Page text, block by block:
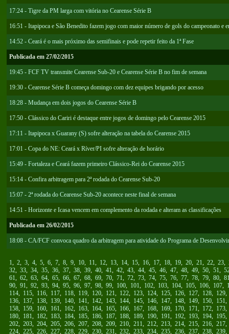
17:24 - Tigre da PM larga com vitória no Cearense Série B
16:51 - Itapipoca e São Benedito fazem jogo com maior número de gols do campeonato e
14:52 - Ceará é o mais próximo das semifinais e pode repetir feito da 1ª Fase
Publicada em 27/02/2015
19:45 - FCF TV transmite Cearense Sub-20 e Cearense Série B no fim de semana
19:30 - Cearense Série B começa domingo com dez equipes brigando por acesso
18:28 - Mudança em dois jogos do Cearense Série B
17:50 - Clássico do Cariri é destaque entre jogos de domingo pelo Cearense 2015
17:11 - Itapipoca x Guarany (S) sofre alteração na tabela do Cearense 2015
17:01 - Copa do NE: Ceará x Ríver/PI sofre alteração de horário
15:49 - Fortaleza e Ceará fazem primeiro Clássico-Rei do Cearense 2015
15:14 - Confira arbitragem para 2ª rodada do Cearense Sub-20
15:07 - 2ª rodada do Cearense Sub-20 acontece neste final de semana
14:51 - Horizonte e Icasa vencem em complemento da rodada e alteram as classificações
Publicada em 26/02/2015
18:08 - CA/FCF convoca quadro da arbitragem para atividade do Programa de
1, 2, 3, 4, 5, 6, 7, 8, 9, 10, 11, 12, 13, 14, 15, 16, 17, 18, 19, 20, 21, 22, 23,
32, 33, 34, 35, 36, 37, 38, 39, 40, 41, 42, 43, 44, 45, 46, 47, 48, 49, 50, 51,
61, 62, 63, 64, 65, 66, 67, 68, 69, 70, 71, 72, 73, 74, 75, 76, 77, 78, 79, 80,
90, 91, 92, 93, 94, 95, 96, 97, 98, 99, 100, 101, 102, 103, 104, 105, 106, 107,
114, 115, 116, 117, 118, 119, 120, 121, 122, 123, 124, 125, 126, 127, 128, 129
136, 137, 138, 139, 140, 141, 142, 143, 144, 145, 146, 147, 148, 149, 150, 151
158, 159, 160, 161, 162, 163, 164, 165, 166, 167, 168, 169, 170, 171, 172, 173
180, 181, 182, 183, 184, 185, 186, 187, 188, 189, 190, 191, 192, 193, 194, 195
202, 203, 204, 205, 206, 207, 208, 209, 210, 211, 212, 213, 214, 215, 216, 217
224, 225, 226, 227, 228, 229, 230, 231, 232, 233, 234, 235, 236, 237, 238, 239